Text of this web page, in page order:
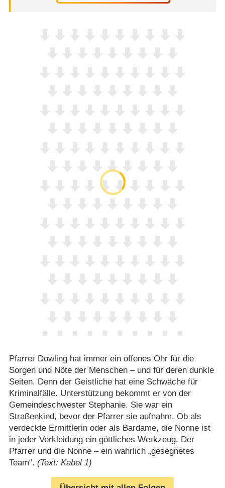
Pfarrer Dowling hat immer ein offenes Ohr für die
Sorgen und Nöte der Menschen – und für deren dunkle
Seiten. Denn der Geistliche hat eine Schwäche für
Kriminalfälle. Unterstützung bekommt er von der
Gemeindeschwester Stephanie. Sie war ein
Straßenkind, bevor der Pfarrer sie aufnahm. Ob als
verdeckte Ermittlerin oder als Bardame, die Nonne ist
in jeder Verkleidung ein göttliches Werkzeug. Der
Pfarrer und die Nonne – ein wahrlich „gesegnetes
Team“. (Text: Kabel 1)